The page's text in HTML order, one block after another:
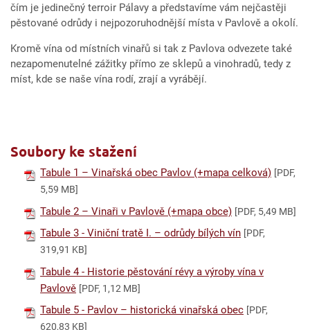
čím je jedinečný terroir Pálavy a představíme vám nejčastěji
pěstované odrůdy i nejpozoruhodnější místa v Pavlově a okolí.
Kromě vína od místních vinařů si tak z Pavlova odvezete také
nezapomenutelné zážitky přímo ze sklepů a vinohradů, tedy z
míst, kde se naše vína rodí, zrají a vyrábějí.
Soubory ke stažení
Tabule 1 – Vinařská obec Pavlov (+mapa celková) [PDF,
5,59 MB]
Tabule 2 – Vinaři v Pavlově (+mapa obce) [PDF, 5,49 MB]
Tabule 3 - Viniční tratě I. – odrůdy bílých vín [PDF,
319,91 KB]
Tabule 4 - Historie pěstování révy a výroby vína v
Pavlově [PDF, 1,12 MB]
Tabule 5 - Pavlov – historická vinařská obec [PDF,
620,83 KB]